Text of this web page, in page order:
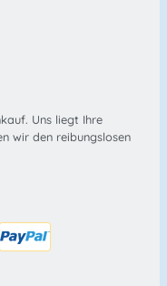
Uns liegt Ihre
wir den reibungslosen